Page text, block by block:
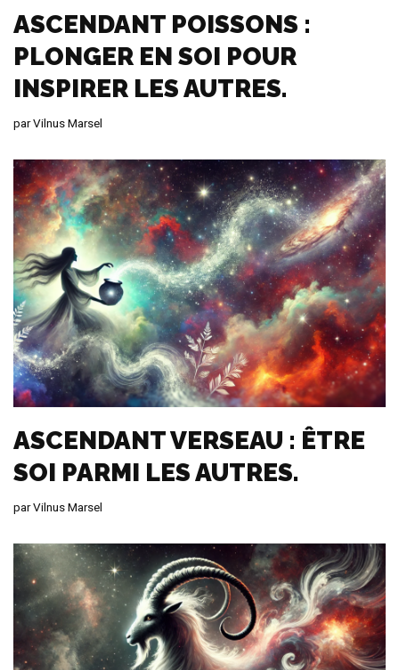
ASCENDANT POISSONS :
PLONGER EN SOI POUR
INSPIRER LES AUTRES.
parVilnus Marsel
ASCENDANT VERSEAU : ÊTRE
SOI PARMI LES AUTRES.
parVilnus Marsel